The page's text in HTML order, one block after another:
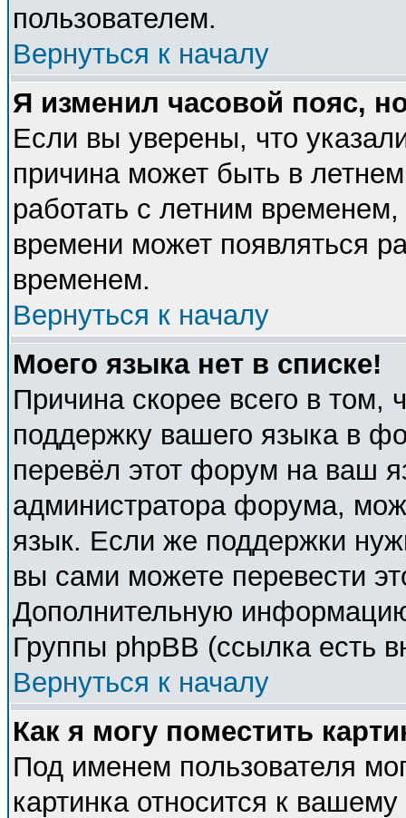
пользователем.
Вернуться к началу
Я изменил часовой пояс,
Если вы уверены, что
причина может быть в
работать с летним временем,
времени может появляться
временем.
Вернуться к началу
Моего языка нет в списке!
Причина скорее всего в том,
поддержку вашего языка в
перевёл этот форум на ваш
администратора форума,
язык. Если же поддержки
вы сами можете перевести
Дополнительную
Группы phpBB (ссылка есть
Вернуться к началу
Как я могу поместить
Под именем пользователя
картинка относится к